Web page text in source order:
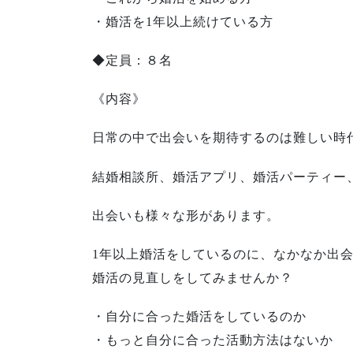
・婚活を1年以上続けている方
◆定員：８名
《内容》
日常の中で出会いを期待するのは難しい時
結婚相談所、婚活アプリ、婚活パーティー
出会いも様々な形があります。
1年以上婚活をしているのに、なかなか出
婚活の見直しをしてみませんか？
・自分に合った婚活をしているのか
・もっと自分に合った活動方法はないか